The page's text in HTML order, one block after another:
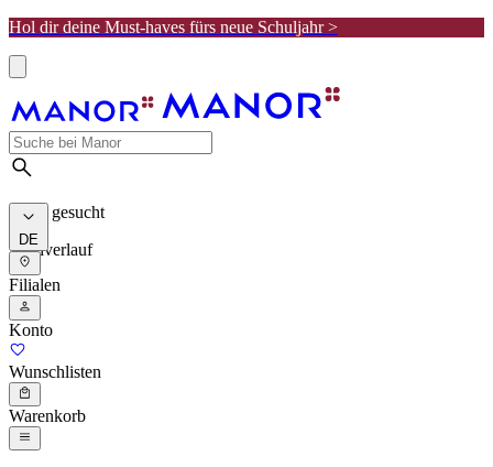
Hol dir deine Must-haves fürs neue Schuljahr >
Meist gesucht
Suchverlauf
DE
Filialen
Konto
Wunschlisten
Warenkorb